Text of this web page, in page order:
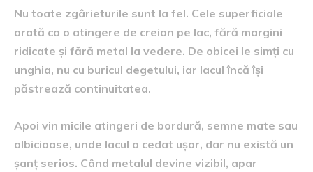
Nu toate zgârieturile sunt la fel. Cele superficiale
arată ca o atingere de creion pe lac, fără margini
ridicate și fără metal la vedere. De obicei le simți cu
unghia, nu cu buricul degetului, iar lacul încă își
păstrează continuitatea.
Apoi vin micile atingeri de bordură, semne mate sau
albicioase, unde lacul a cedat ușor, dar nu există un
șanț serios. Când metalul devine vizibil, apar